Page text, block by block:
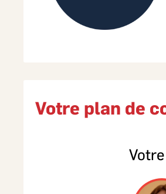
Votre plan de